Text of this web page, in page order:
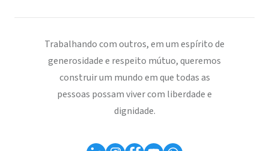
Trabalhando com outros, em um espírito de
generosidade e respeito mútuo, queremos
construir um mundo em que todas as
pessoas possam viver com liberdade e
dignidade.